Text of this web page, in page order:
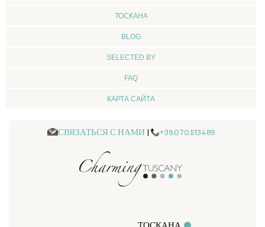
ТОСКАНА
BLOG
SELECTED BY
FAQ
КАРТА САЙТА
СВЯЗАТЬСЯ С НАМИ | +39.070.513489